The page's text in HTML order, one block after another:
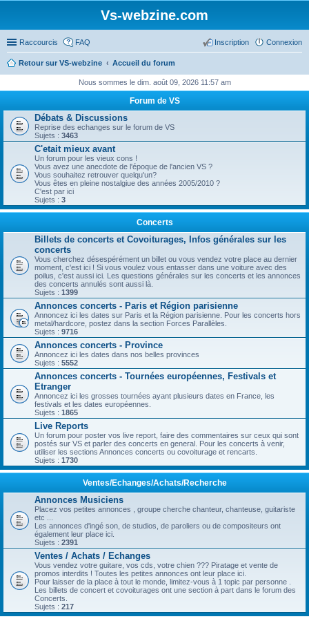
Vs-webzine.com
Raccourcis FAQ Connexion
Inscription
Retour sur VS-webzine Accueil du forum
Nous sommes le dim. août 09, 2026 11:57 am
Forum de VS
Débats & Discussions
Reprise des echanges sur le forum de VS
Sujets : 3463
C'etait mieux avant
Un forum pour les vieux cons !
Vous avez une anecdote de l'époque de l'ancien VS ?
Vous souhaitez retrouver quelqu'un?
Vous êtes en pleine nostalgiue des années 2005/2010 ?
C'est par ici
Sujets : 3
Concerts
Billets de concerts et Covoiturages, Infos générales sur les
concerts
Vous cherchez désespérément un billet ou vous vendez votre place au dernier
moment, c'est ici ! Si vous voulez vous entasser dans une voiture avec des
poilus, c'est aussi ici. Les questions générales sur les concerts et les annonces
des concerts annulés sont aussi là.
Sujets : 1399
Annonces concerts - Paris et Région parisienne
Annoncez ici les dates sur Paris et la Région parisienne. Pour les concerts hors
metal/hardcore, postez dans la section Forces Parallèles.
Sujets : 9716
Annonces concerts - Province
Annoncez ici les dates dans nos belles provinces
Sujets : 5552
Annonces concerts - Tournées européennes, Festivals et
Etranger
Annoncez ici les grosses tournées ayant plusieurs dates en France, les
festivals et les dates européennes.
Sujets : 1865
Live Reports
Un forum pour poster vos live report, faire des commentaires sur ceux qui sont
postés sur VS et parler des concerts en general. Pour les concerts à venir,
utiliser les sections Annonces concerts ou covoiturage et rencarts.
Sujets : 1730
Ventes/Echanges/Achats/Recherche
Annonces Musiciens
Placez vos petites annonces , groupe cherche chanteur, chanteuse, guitariste
etc ...
Les annonces d'ingé son, de studios, de paroliers ou de compositeurs ont
également leur place ici.
Sujets : 2391
Ventes / Achats / Echanges
Vous vendez votre guitare, vos cds, votre chien ??? Piratage et vente de
promos interdits ! Toutes les petites annonces ont leur place ici.
Pour laisser de la place à tout le monde, limitez-vous à 1 topic par personne .
Les billets de concert et covoiturages ont une section à part dans le forum des
Concerts.
Sujets : 217